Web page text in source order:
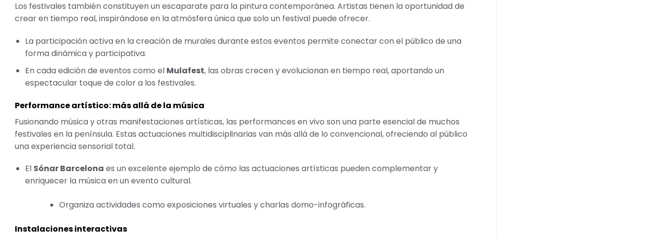
Los festivales también constituyen un escaparate para la pintura contemporánea. Artistas tienen la oportunidad de
crear en tiempo real, inspirándose en la atmósfera única que solo un festival puede ofrecer.
La participación activa en la creación de murales durante estos eventos permite conectar con el público de una
forma dinámica y participativa.
En cada edición de eventos como el Mulafest, las obras crecen y evolucionan en tiempo real, aportando un
espectacular toque de color a los festivales.
Performance artístico: más allá de la música
Fusionando música y otras manifestaciones artísticas, las performances en vivo son una parte esencial de muchos
festivales en la península. Estas actuaciones multidisciplinarias van más allá de lo convencional, ofreciendo al público
una experiencia sensorial total.
El Sónar Barcelona es un excelente ejemplo de cómo las actuaciones artísticas pueden complementar y
enriquecer la música en un evento cultural.
Organiza actividades como exposiciones virtuales y charlas domo-infográficas.
Instalaciones interactivas